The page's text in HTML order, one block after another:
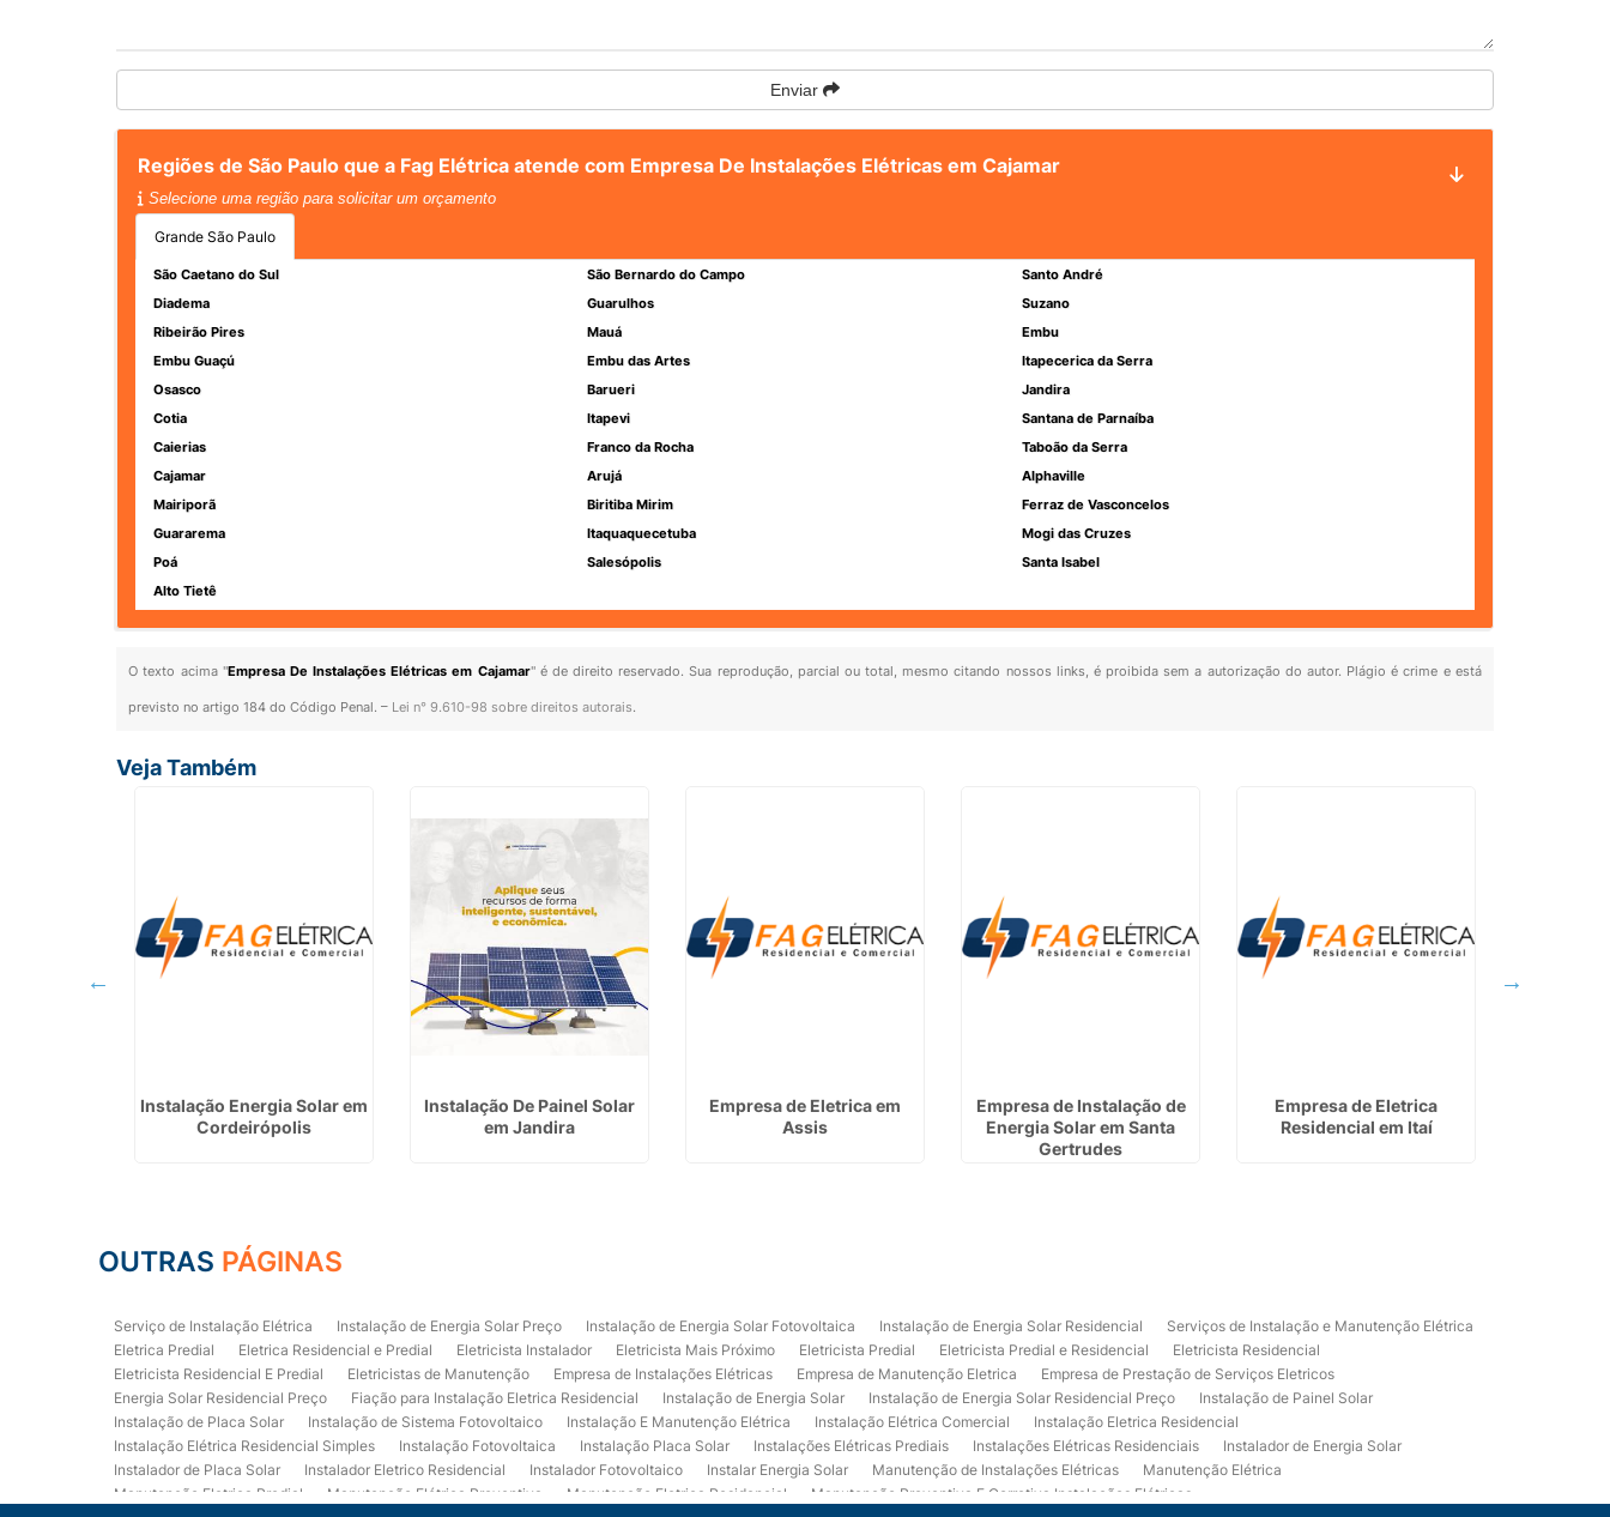
Enviar
Regiões de São Paulo que a Fag Elétrica atende com Empresa De Instalações Elétricas em Cajamar
Selecione uma região para solicitar um orçamento
Grande São Paulo
São Caetano do Sul São Bernardo do Campo
Santo André
Diadema
Guarulhos
Suzano
Ribeirão Pires
Mauá
Embu
Embu Guaçú
Embu das Artes
Itapecerica da Serra
Osasco
Barueri
Jandira
Cotia
Itapevi
Santana de Parnaíba
Caierias
Franco da Rocha
Taboão da Serra
Cajamar
Arujá
Alphaville
Mairiporã
Biritiba Mirim
Ferraz de Vasconcelos
Guararema
Itaquaquecetuba
Mogi das Cruzes
Poá
Salesópolis
Santa Isabel
Alto Tietê
O texto acima "Empresa De Instalações Elétricas em Cajamar" é de direito reservado. Sua reprodução, parcial ou total, mesmo citando nossos links, é proibida sem a autorização do autor. Plágio é crime e está
previsto no artigo 184 do Código Penal. – Lei n° 9.610-98 sobre direitos autorais.
Veja Também
Instalação Energia Solar em
Cordeirópolis
Instalação De Painel Solar
em Jandira
Empresa de Eletrica em
Assis
Empresa de Instalação de
Energia Solar em Santa
Gertrudes
Empresa de Eletrica
Residencial em Itaí
OUTRAS PÁGINAS
Serviço de Instalação Elétrica Instalação de Energia Solar Preço Instalação de Energia Solar Fotovoltaica Instalação de Energia Solar Residencial
Serviços de Instalação e Manutenção Elétrica
Eletrica Predial
Eletrica Residencial e Predial Eletricista Instalador Eletricista Mais Próximo Eletricista Predial Eletricista Predial e Residencial
Eletricista Residencial
Eletricista Residencial E Predial
Eletricistas de Manutenção Empresa de Instalações Elétricas Empresa de Manutenção Eletrica
Empresa de Prestação de Serviços Eletricos
Energia Solar Residencial Preço
Fiação para Instalação Eletrica Residencial Instalação de Energia Solar Instalação de Energia Solar Residencial Preço
Instalação de Painel Solar
Instalação de Placa Solar
Instalação de Sistema Fotovoltaico Instalação E Manutenção Elétrica Instalação Elétrica Comercial
Instalação Eletrica Residencial
Instalação Elétrica Residencial Simples
Instalação Fotovoltaica Instalação Placa Solar Instalações Elétricas Prediais Instalações Elétricas Residenciais
Instalador de Energia Solar
Instalador de Placa Solar
Instalador Eletrico Residencial Instalador Fotovoltaico Instalar Energia Solar Manutenção de Instalações Elétricas
Manutenção Elétrica
Manutenção Eletrica Predial
Manutenção Elétrica Preventiva Manutenção Eletrica Residencial
Manutenção Preventiva E Corretiva Instalações Elétricas